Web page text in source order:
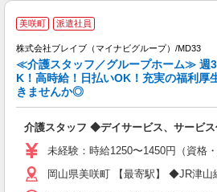
美咲町 派遣社員
株式会社ブレイブ（マイナビグループ）/MD33
≪介護スタッフ／グループホーム≫ 週
K！高時給！日払いOK！充実の福利厚
きませんか◎
介護スタッフ ◆デイサービス、サービ
未経験：時給1250〜1450円（資
岡山県美咲町 【最寄駅】 ◆JR津